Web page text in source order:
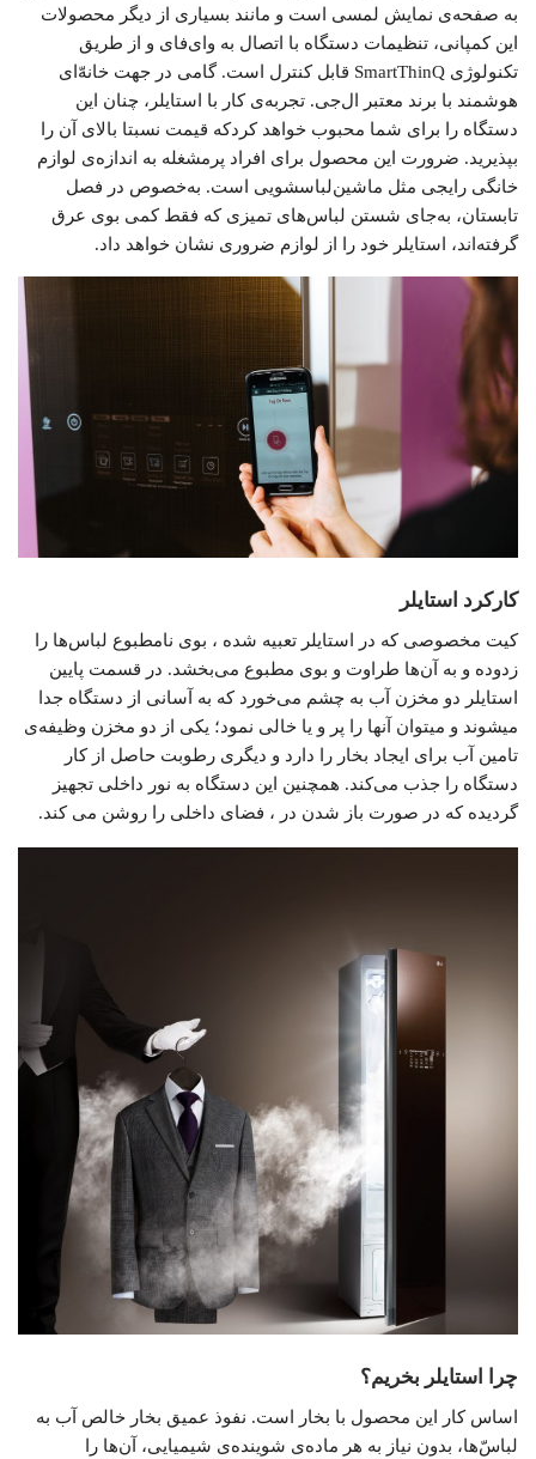
به صفحه‌ی نمایش لمسی است و مانند بسیاری از دیگر محصولات
این کمپانی، تنظیمات دستگاه با اتصال به وای‌فای و از طریق
تکنولوژی SmartThinQ قابل کنترل است. گامی در جهت خانه‌ّای
هوشمند با برند معتبر ال‌جی. تجربه‌ی کار با استایلر، چنان این
دستگاه را برای شما محبوب خواهد کردکه قیمت نسبتا بالای آن را
بپذیرید. ضرورت این محصول برای افراد پرمشغله به اندازه‌ی لوازم
خانگی رایجی مثل ماشین‌لباسشویی است. به‌خصوص در فصل
تابستان، به‌جای شستن لباس‌های تمیزی که فقط کمی بوی عرق
گرفته‌اند، استایلر خود را از لوازم ضروری نشان خواهد داد.
کارکرد استایلر
کیت مخصوصی که در استایلر تعبیه شده ، بوی نامطبوع لباس‌ها را
زدوده و به آن‌ها طراوت و بوی مطبوع می‌بخشد. در قسمت پایین
استایلر دو مخزن آب به چشم می‌خورد که به آسانی از دستگاه جدا
میشوند و میتوان آنها را پر و یا خالی نمود‌؛ یکی از دو مخزن وظیفه‌ی
تامین آب برای ایجاد بخار را دارد و دیگری رطوبت حاصل از کار
دستگاه را جذب می‌کند. همچنین این دستگاه به نور داخلی تجهیز
گردیده که در صورت باز شدن در ، فضای داخلی را روشن می کند.
چرا استایلر بخریم؟
اساس کار این محصول با بخار است. نفوذ عمیق بخار خالص آب به
لباس‌ّها، بدون نیاز به هر ماده‌ی شوینده‌ی شیمیایی، آن‌ها را